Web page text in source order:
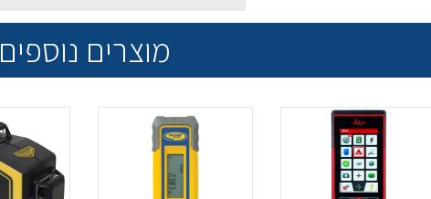
מוצרים נוספים